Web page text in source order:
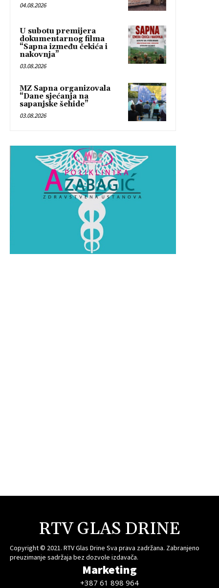
04.08.2026
U subotu premijera
dokumentarnog filma
“Sapna između čekića i
nakovnja”
03.08.2026
MZ Sapna organizovala
“Dane sjećanja na
sapanjske šehide”
03.08.2026
RTV GLAS DRINE
Copyright © 2021. RTV Glas Drine Sva prava zadržana. Zabranjeno
preuzimanje sadržaja bez dozvole izdavača.
Marketing
+387 61 898 964